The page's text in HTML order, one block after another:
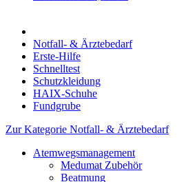
Notfall- & Ärztebedarf
Erste-Hilfe
Schnelltest
Schutzkleidung
HAIX-Schuhe
Fundgrube
Zur Kategorie Notfall- & Ärztebedarf
Atemwegsmanagement
Medumat Zubehör
Beatmung